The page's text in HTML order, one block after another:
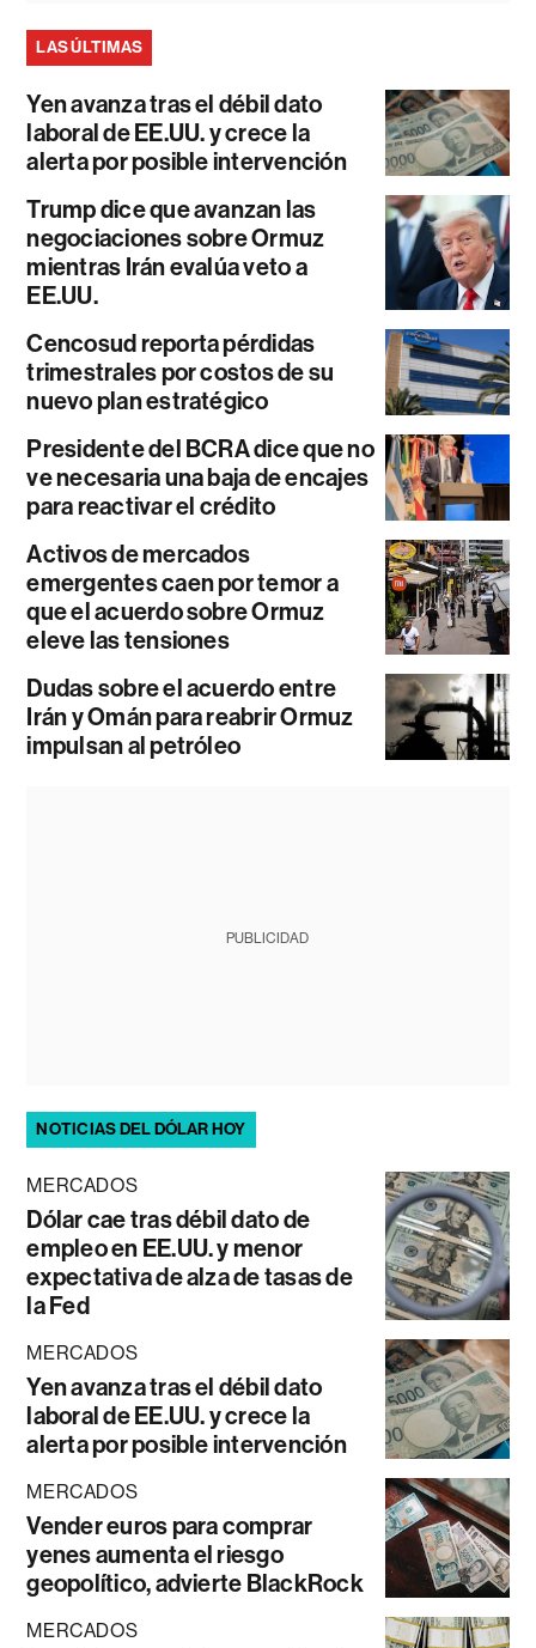
LAS ÚLTIMAS
Yen avanza tras el débil dato
laboral de EE.UU. y crece la
alerta por posible intervención
Trump dice que avanzan las
negociaciones sobre Ormuz
mientras Irán evalúa veto a
EE.UU.
Cencosud reporta pérdidas
trimestrales por costos de su
nuevo plan estratégico
Presidente del BCRA dice que no
ve necesaria una baja de encajes
para reactivar el crédito
Activos de mercados
emergentes caen por temor a
que el acuerdo sobre Ormuz
eleve las tensiones
Dudas sobre el acuerdo entre
Irán y Omán para reabrir Ormuz
impulsan al petróleo
PUBLICIDAD
NOTICIAS DEL DÓLAR HOY
MERCADOS
Dólar cae tras débil dato de
empleo en EE.UU. y menor
expectativa de alza de tasas de
la Fed
MERCADOS
Yen avanza tras el débil dato
laboral de EE.UU. y crece la
alerta por posible intervención
MERCADOS
Vender euros para comprar
yenes aumenta el riesgo
geopolítico, advierte BlackRock
MERCADOS